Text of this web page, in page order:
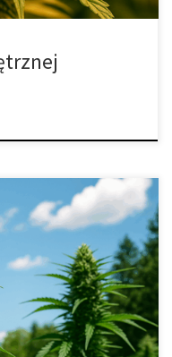
Wydajności Konopi
ciśnienia pary wodnej
na tempo
kontrolowanie
w growroomie, tak
pobierać składniki